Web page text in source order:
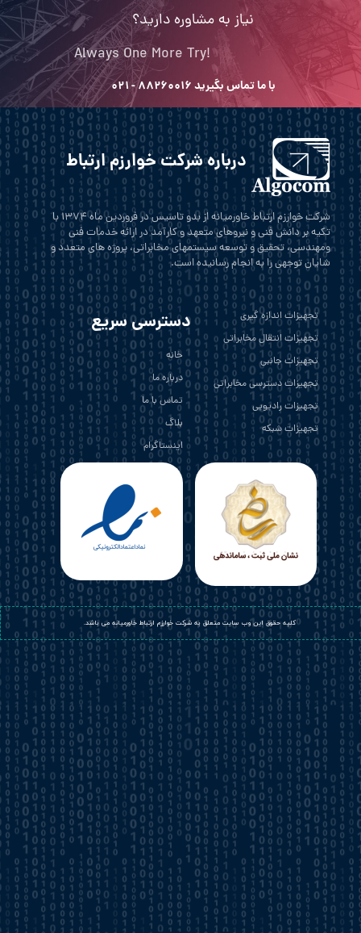
Always One More Try!
نیاز به مشاوره دارید؟
با ما تماس بگیرید ۸۸۲۶۰۰۱۶ - ۰۲۱
​کلیه حقوق این وب سایت متعلق به شرکت خوارزم ارتباط خاورمیانه می باشد.
شرکت خوارزم ارتباط خاورمیانه از بدو تاسیس در فروردین ماه 1374 با
تکیه بر دانش فنی و نیروهای متعهد و کارآمد در ارائه خدمات فنی
ومهندسی، تحقیق و توسعه سیستمهای مخابراتی، پروژه های متعدد و
شایان توجهی را به انجام رسانیده است.
درباره شرکت خوارزم ارتباط
دسترسی سریع
تجهیزات اندازه گیری
تجهیزات انتقال مخابراتی
تجهیزات جانبی
تجهیزات دسترسی مخابراتی
تجهیزات رادیویی
تجهیزات شبکه
خانه
درباره ما
تماس با ما
بلاگ
اینستاگرام